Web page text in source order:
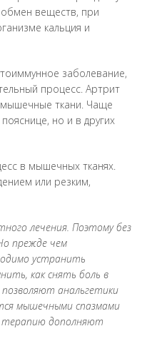
веществ, при
кальция и
заболевание,
процесс. Артрит
ткани. Чаще
но и в других
в мышечных тканях.
или резким,
лечения. Поэтому без
прежде чем
устранить
как снять боль в
анальгетики
мышечными спазмами
терапию дополняют